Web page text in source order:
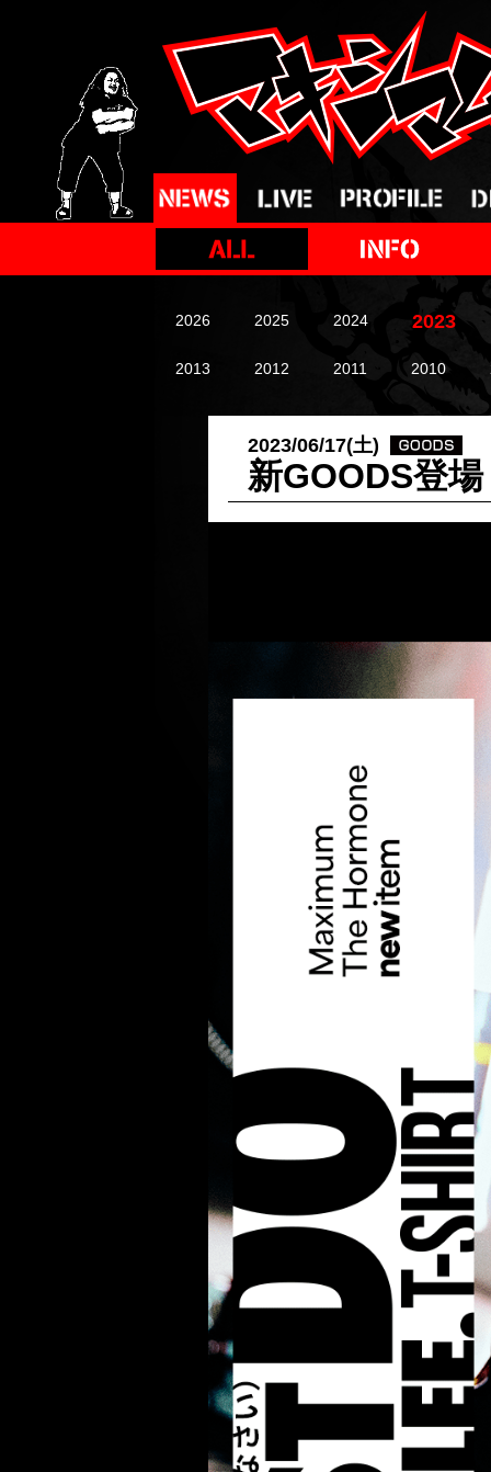
2026 2025 2024 2023
2013 2012 2011 2010
2023/06/17(土)
新GOODS登